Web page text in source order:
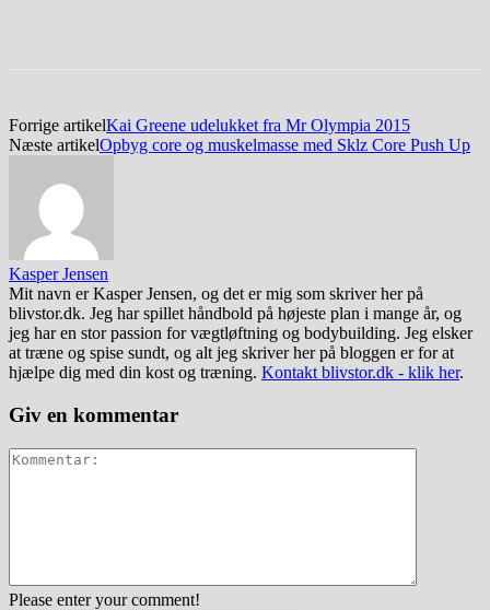
Forrige artikelKai Greene udelukket fra Mr Olympia 2015
Næste artikelOpbyg core og muskelmasse med Sklz Core Push Up
Kasper Jensen
Mit navn er Kasper Jensen, og det er mig som skriver her på
blivstor.dk. Jeg har spillet håndbold på højeste plan i mange år, og
jeg har en stor passion for vægtløftning og bodybuilding. Jeg elsker
at træne og spise sundt, og alt jeg skriver her på bloggen er for at
hjælpe dig med din kost og træning. Kontakt blivstor.dk - klik her.
Giv en kommentar
Please enter your comment!